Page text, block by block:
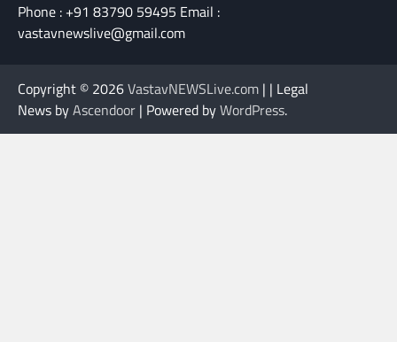
Phone : +91 83790 59495 Email :
vastavnewslive@gmail.com
Copyright © 2026VastavNEWSLive.com | | Legal
News byAscendoor | Powered byWordPress.